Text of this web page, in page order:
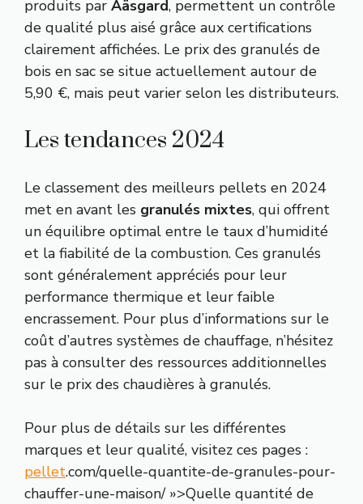
produits par Aäsgard, permettent un contrôle
de qualité plus aisé grâce aux certifications
clairement affichées. Le prix des granulés de
bois en sac se situe actuellement autour de
5,90 €, mais peut varier selon les distributeurs.
Les tendances 2024
Le classement des meilleurs pellets en 2024
met en avant les granulés mixtes, qui offrent
un équilibre optimal entre le taux d’humidité
et la fiabilité de la combustion. Ces granulés
sont généralement appréciés pour leur
performance thermique et leur faible
encrassement. Pour plus d’informations sur le
coût d’autres systèmes de chauffage, n’hésitez
pas à consulter des ressources additionnelles
sur le prix des chaudières à granulés.
Pour plus de détails sur les différentes
marques et leur qualité, visitez ces pages :
pellet.com/quelle-quantite-de-granules-pour-
chauffer-une-maison/ »>Quelle quantité de